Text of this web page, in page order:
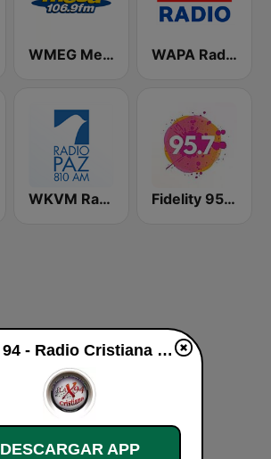
WMEG Mega 106.9 FM WAPA Radio
WKVM Radio Paz 810 AM Fidelity 95.7 FM
La X 94 - Radio Cristiana en vivo
DESCARGAR APP